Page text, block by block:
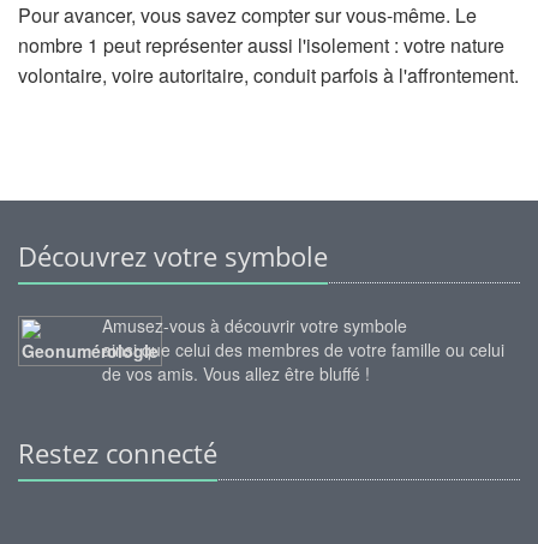
Pour avancer, vous savez compter sur vous-même. Le
nombre 1 peut représenter aussi l'isolement : votre nature
volontaire, voire autoritaire, conduit parfois à l'affrontement.
Découvrez votre symbole
Amusez-vous à découvrir votre symbole
ainsi que celui des membres de votre famille ou celui
de vos amis. Vous allez être bluffé !
Restez connecté